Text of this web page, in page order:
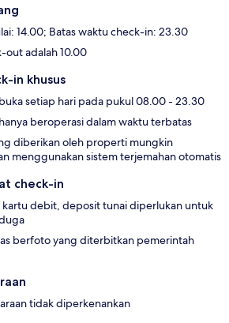
14.00; Batas waktu check-in: 23.30
out adalah 10.00
in khusus
setiap hari pada pukul 08.00 - 23.30
beroperasi dalam waktu terbatas
diberikan oleh properti mungkin
menggunakan sistem terjemahan otomatis
check-in
debit, deposit tunai diperlukan untuk
berfoto yang diterbitkan pemerintah
tidak diperkenankan